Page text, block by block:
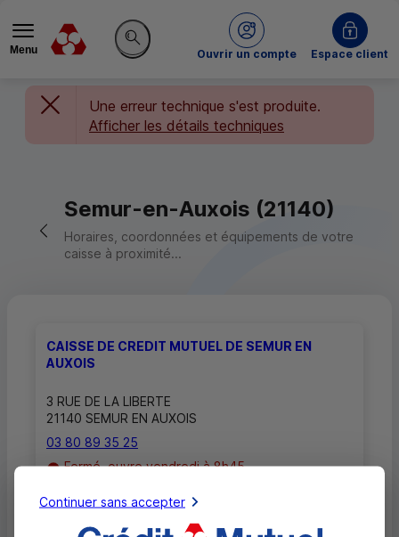
Menu
Rechercher sur le site
Ouvrir un compte
du Crédit MutuelEspace client
Une erreur technique s'est produite.
Afficher les détails techniques
Retour vers la page précédente
Semur-en-Auxois (21140)
Horaires, coordonnées et équipements de votre
caisse à proximité...
CAISSE DE CREDIT MUTUEL DE SEMUR EN
AUXOIS
3 RUE DE LA LIBERTE
21140 SEMUR EN AUXOIS
03 80 89 35 25
Fermé, ouvre vendredi à 8h45
Continuer sans accepter